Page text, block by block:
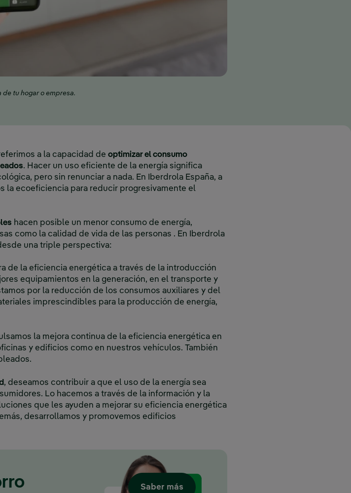
tu hogar o empresa.
a la capacidad de optimizar el consumo
. Hacer un uso eficiente de la energía significa
pero sin renunciar a nada. En Iberdrola España, a
la ecoeficiencia para reducir progresivamente el
hacen posible un menor consumo de energía,
como la calidad de vida de las personas . En Iberdrola
una triple perspectiva:
de la eficiencia energética a través de la introducción
equipamientos en la generación, en el transporte y
por la reducción de los consumos auxiliares y del
imprescindibles para la producción de energía,
la mejora continua de la eficiencia energética en
y edificios como en nuestros vehículos. También
, deseamos contribuir a que el uso de la energía sea
Lo hacemos a través de la información y la
que les ayuden a mejorar su eficiencia energética
desarrollamos y promovemos edificios
Saber más